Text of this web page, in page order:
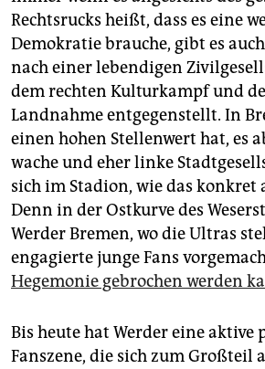
abo
genossenschaft
epaper login
Rechtsrucks heißt, dass es eine
Demokratie brauche, gibt es
nach einer lebendigen
dem rechten Kulturkampf und
Landnahme entgegenstellt. In
einen hohen Stellenwert hat, es
wache und eher linke
sich im Stadion, wie das konkret
Denn in der Ostkurve des
Werder Bremen, wo die Ultras
engagierte junge Fans
Hegemonie gebrochen werden
Bis heute hat Werder eine aktive
Fanszene, die sich zum Großteil